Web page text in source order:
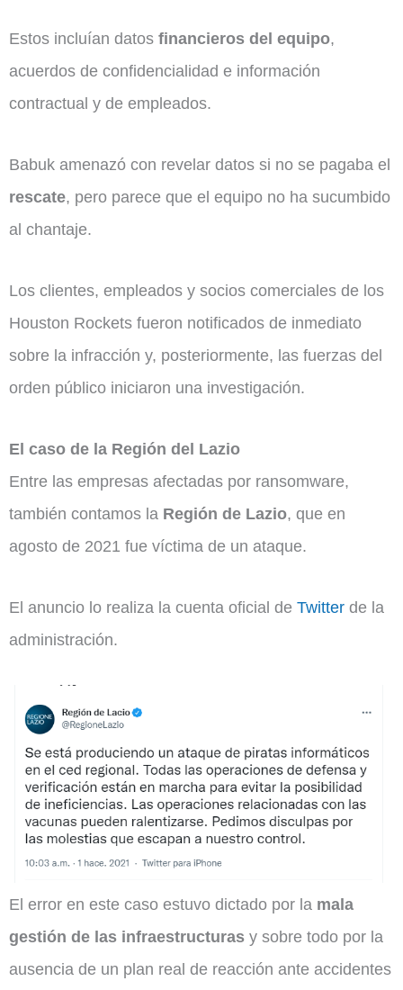
Estos incluían datos financieros del equipo,
acuerdos de confidencialidad e información
contractual y de empleados.
Babuk amenazó con revelar datos si no se pagaba el
rescate, pero parece que el equipo no ha sucumbido
al chantaje.
Los clientes, empleados y socios comerciales de los
Houston Rockets fueron notificados de inmediato
sobre la infracción y, posteriormente, las fuerzas del
orden público iniciaron una investigación.
El caso de la Región del Lazio
Entre las empresas afectadas por ransomware,
también contamos la Región de Lazio, que en
agosto de 2021 fue víctima de un ataque.
El anuncio lo realiza la cuenta oficial de Twitter de la
administración.
El error en este caso estuvo dictado por la mala
gestión de las infraestructuras y sobre todo por la
ausencia de un plan real de reacción ante accidentes